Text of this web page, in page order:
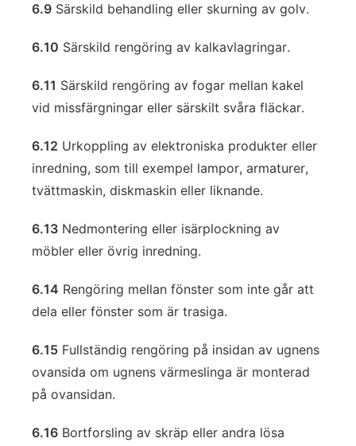
6.9 Särskild behandling eller skurning av golv.
6.10 Särskild rengöring av kalkavlagringar.
6.11 Särskild rengöring av fogar mellan kakel
vid missfärgningar eller särskilt svåra fläckar.
6.12 Urkoppling av elektroniska produkter eller
inredning, som till exempel lampor, armaturer,
tvättmaskin, diskmaskin eller liknande.
6.13 Nedmontering eller isärplockning av
möbler eller övrig inredning.
6.14 Rengöring mellan fönster som inte går att
dela eller fönster som är trasiga.
6.15 Fullständig rengöring på insidan av ugnens
ovansida om ugnens värmeslinga är monterad
på ovansidan.
6.16 Bortforsling av skräp eller andra lösa